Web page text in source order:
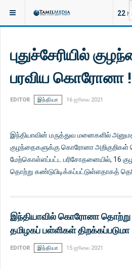
22
இருக்குமிடம்: செய்திகள்
புதுச்சேரியில்
பரவிய கொரோனா !
EDITOR இந்தியா 16 ஜூலை 2021
இந்தியாவின் மருத்துவ மனைகளில்
குழந்தைகளுக்கு கொரோனா அறிகுறிகள்
மேற்கொள்ளப்பட்ட பரிசோதனையில், 16
தொற்று கண்டுபிடிக்கப்பட்டுள்ளதாகத்
இந்தியாவில் கொரோனா தொற்று
தமிழகப் பள்ளிகள் திறக்கப்படுமா
EDITOR இந்தியா 15 ஜூலை 2021